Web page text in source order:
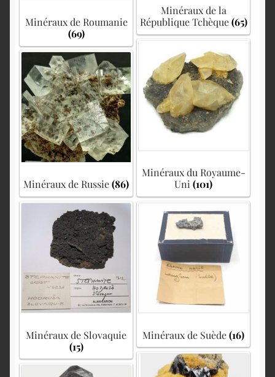
Minéraux de la
République Tchèque(65)
Minéraux de Roumanie
(69)
Minéraux du Royaume-
Uni(101)
Minéraux de Russie(86)
Minéraux de Slovaquie
(15)
Minéraux de Suède(16)